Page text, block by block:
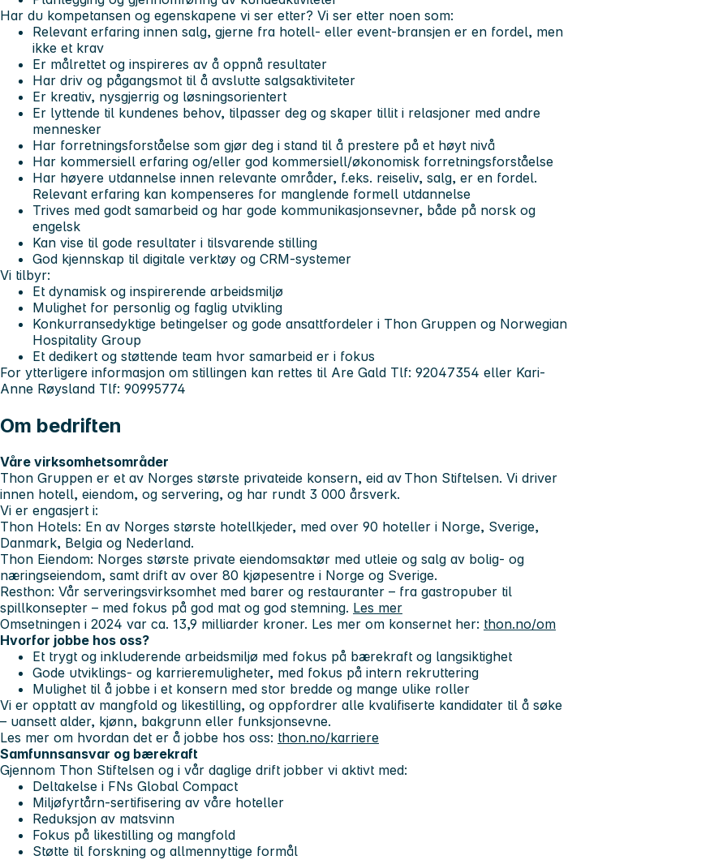
Har du kompetansen og egenskapene vi ser etter? Vi ser etter noen som:
Relevant erfaring innen salg, gjerne fra hotell- eller event-bransjen er en fordel, men
ikke et krav
Er målrettet og inspireres av å oppnå resultater
Har driv og pågangsmot til å avslutte salgsaktiviteter
Er kreativ, nysgjerrig og løsningsorientert
Er lyttende til kundenes behov, tilpasser deg og skaper tillit i relasjoner med andre
mennesker
Har forretningsforståelse som gjør deg i stand til å prestere på et høyt nivå
Har kommersiell erfaring og/eller god kommersiell/økonomisk forretningsforståelse
Har høyere utdannelse innen relevante områder, f.eks. reiseliv, salg, er en fordel.
Relevant erfaring kan kompenseres for manglende formell utdannelse
Trives med godt samarbeid og har gode kommunikasjonsevner, både på norsk og
engelsk
Kan vise til gode resultater i tilsvarende stilling
God kjennskap til digitale verktøy og CRM-systemer
Vi tilbyr:
Et dynamisk og inspirerende arbeidsmiljø
Mulighet for personlig og faglig utvikling
Konkurransedyktige betingelser og gode ansattfordeler i Thon Gruppen og Norwegian
Hospitality Group
Et dedikert og støttende team hvor samarbeid er i fokus
For ytterligere informasjon om stillingen kan rettes til Are Gald Tlf: 92047354 eller Kari-
Anne Røysland Tlf: 90995774
Om bedriften
Våre virksomhetsområder
Thon Gruppen er et av Norges største privateide konsern, eid av Thon Stiftelsen. Vi driver
innen hotell, eiendom, og servering, og har rundt 3 000 årsverk.
Vi er engasjert i:
Thon Hotels: En av Norges største hotellkjeder, med over 90 hoteller i Norge, Sverige,
Danmark, Belgia og Nederland.
Thon Eiendom: Norges største private eiendomsaktør med utleie og salg av bolig- og
næringseiendom, samt drift av over 80 kjøpesentre i Norge og Sverige.
Resthon: Vår serveringsvirksomhet med barer og restauranter – fra gastropuber til
spillkonsepter – med fokus på god mat og god stemning. Les mer
Omsetningen i 2024 var ca. 13,9 milliarder kroner. Les mer om konsernet her: thon.no/om
Hvorfor jobbe hos oss?
Et trygt og inkluderende arbeidsmiljø med fokus på bærekraft og langsiktighet
Gode utviklings- og karrieremuligheter, med fokus på intern rekruttering
Mulighet til å jobbe i et konsern med stor bredde og mange ulike roller
Vi er opptatt av mangfold og likestilling, og oppfordrer alle kvalifiserte kandidater til å søke
– uansett alder, kjønn, bakgrunn eller funksjonsevne.
Les mer om hvordan det er å jobbe hos oss: thon.no/karriere
Samfunnsansvar og bærekraft
Gjennom Thon Stiftelsen og i vår daglige drift jobber vi aktivt med:
Deltakelse i FNs Global Compact
Miljøfyrtårn-sertifisering av våre hoteller
Reduksjon av matsvinn
Fokus på likestilling og mangfold
Støtte til forskning og allmennyttige formål